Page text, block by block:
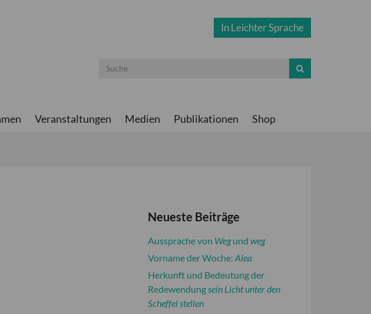
In Leichter Sprache
Veranstaltungen Medien Publikationen Shop
Neueste Beiträge
Aussprache von Wegund weg
Vorname der Woche: Alea
Herkunft und Bedeutung der
Redewendungsein Licht unter den
Scheffel stellen